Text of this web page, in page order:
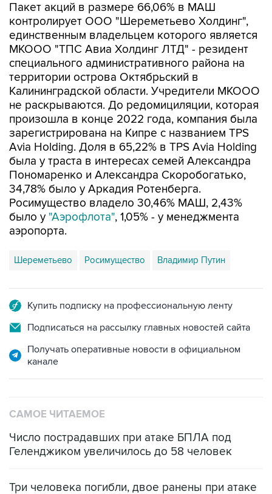
Пакет акций в размере 66,06% в МАШ
контролирует ООО "Шереметьево Холдинг",
единственным владельцем которого является
МКООО "ТПС Авиа Холдинг ЛТД" - резидент
специального административного района на
территории острова Октябрьский в
Калининградской области. Учредители МКООО
не раскрываются. До редомициляции, которая
произошла в конце 2022 года, компания была
зарегистрирована на Кипре с названием TPS
Avia Holding. Доля в 65,22% в TPS Avia Holding
была у траста в интересах семей Александра
Пономаренко и Александра Скоробогатько,
34,78% было у Аркадия Ротенберга.
Росимущество владело 30,46% МАШ, 2,43%
было у "Аэрофлота", 1,05% - у менеджмента
аэропорта.
Шереметьево Росимущество Владимир Путин
Купить подписку на профессиональную ленту
Подписаться на рассылку главных новостей сайта
Получать оперативные новости в официальном
канале
САМОЕ ЧИТАЕМОЕ
Число пострадавших при атаке БПЛА под
Геленджиком увеличилось до 58 человек
Три человека погибли, двое ранены при атаке